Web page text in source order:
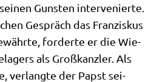
Gun­sten inter­ve­nier­te.
Gespräch das Fran­zis­kus
for­der­te er die Wie­
als Groß­kanz­ler. Als
ver­lang­te der Papst sei­